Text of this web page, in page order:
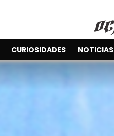
CURIOSIDADES NOTICIAS